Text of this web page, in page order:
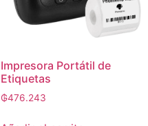
Impresora Portátil de
Etiquetas
₲476.243